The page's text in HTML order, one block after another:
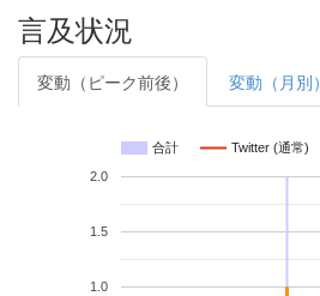
言及状況
変動（ピーク前後） 変動（月別）
合計 Twitter (通常)
1.0
1.5
2.0